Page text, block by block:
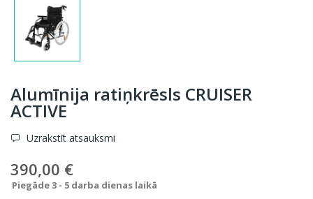
Alumīnija ratiņkrēsls CRUISER
ACTIVE
Uzrakstīt atsauksmi
390,00 €
Piegāde 3 - 5 darba dienas laikā